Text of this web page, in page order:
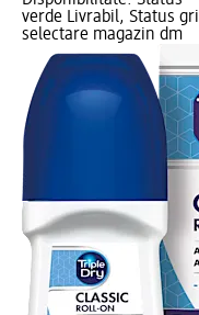
verde Livrabil, Status gri
selectare magazin dm